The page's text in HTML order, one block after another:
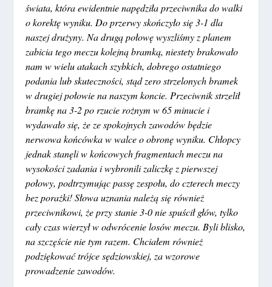
świata, która ewidentnie napędziła przeciwnika do walki
o korektę wyniku. Do przerwy skończyło się 3-1 dla
naszej drużyny. Na drugą połowę wyszliśmy z planem
zabicia tego meczu kolejną bramką, niestety brakowało
nam w wielu atakach szybkich, dobrego ostatniego
podania lub skuteczności, stąd zero strzelonych bramek
w drugiej połowie na naszym koncie. Przeciwnik strzelił
bramkę na 3-2 po rzucie rożnym w 65 minucie i
wydawało się, że ze spokojnych zawodów będzie
nerwowa końcówka w walce o obronę wyniku. Chłopcy
jednak stanęli w końcowych fragmentach meczu na
wysokości zadania i wybronili zaliczkę z pierwszej
połowy, podtrzymując passę zespołu, do czterech meczy
bez porażki! Słowa uznania należą się również
przeciwnikowi, że przy stanie 3-0 nie spuścił głów, tylko
cały czas wierzył w odwrócenie losów meczu. Byli blisko,
na szczęście nie tym razem. Chciałem również
podziękować trójce sędziowskiej, za wzorowe
prowadzenie zawodów.